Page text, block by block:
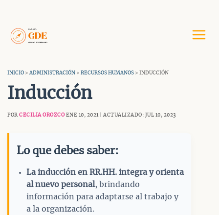
contenido
INICIO >ADMINISTRACIÓN > RECURSOS HUMANOS > INDUCCIÓN
Inducción
POR CECILIA OROZCOENE 10, 2021 | ACTUALIZADO: JUL 10, 2023
Lo que debes saber:
La inducción en RR.HH. integra y orienta
al nuevo personal, brindando
información para adaptarse al trabajo y
a la organización.